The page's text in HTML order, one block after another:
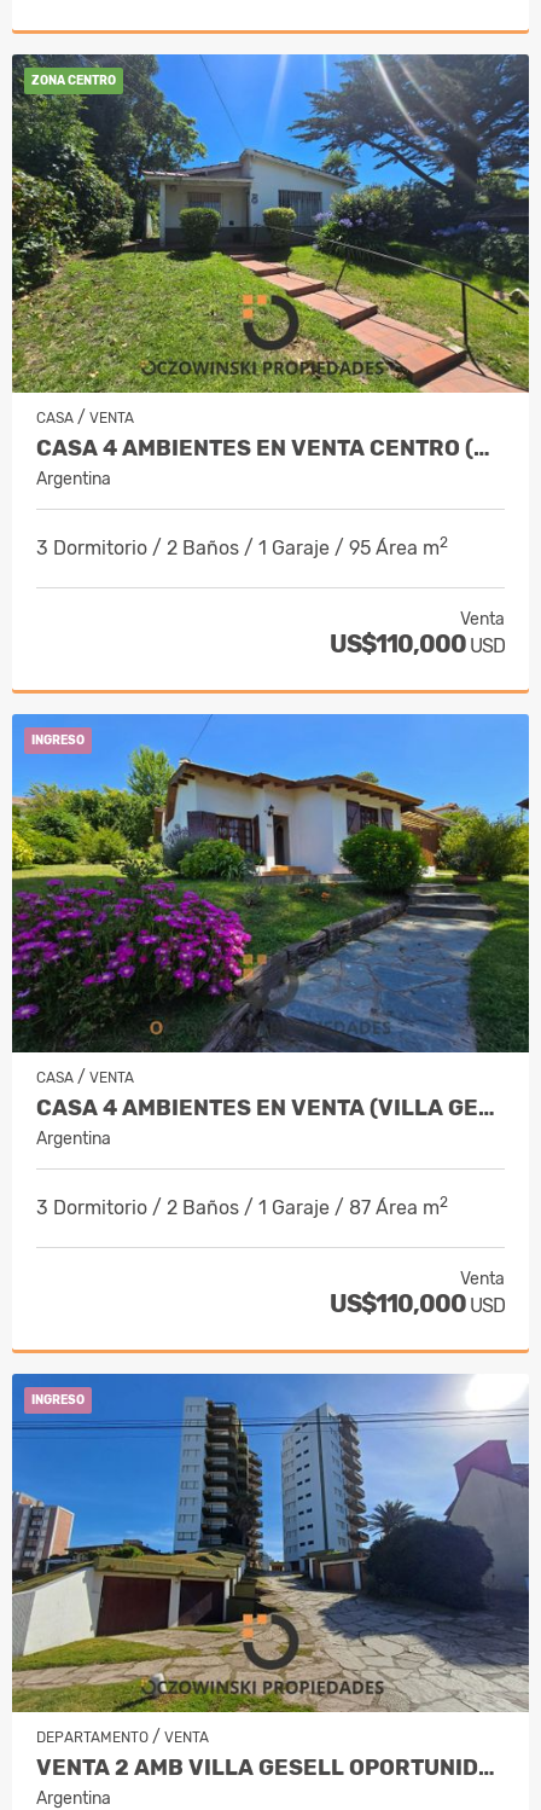
ZONA CENTRO
CASA / VENTA
CASA 4 AMBIENTES EN VENTA CENTRO (VILLA GESELL)
Argentina
3 Dormitorio / 2 Baños / 1 Garaje / 95 Área m2
Venta
US$110,000 USD
INGRESO
CASA / VENTA
CASA 4 AMBIENTES EN VENTA (VILLA GESELL)
Argentina
3 Dormitorio / 2 Baños / 1 Garaje / 87 Área m2
Venta
US$110,000 USD
INGRESO
DEPARTAMENTO / VENTA
VENTA 2 AMB VILLA GESELL OPORTUNIDAD
Argentina